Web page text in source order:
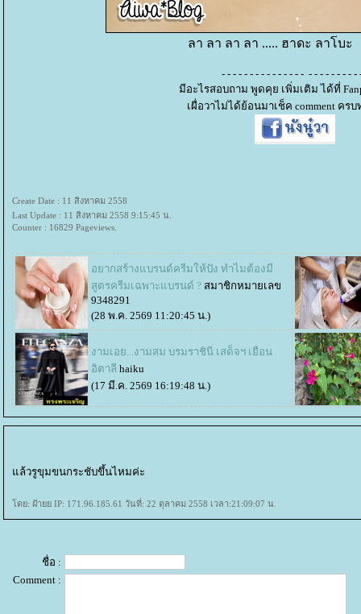
ลา ลา ลา ลา ..... ฮาดะ ลาโบะ
- - - - - - - - - - - - - - - - - - - - - - - -
มีอะไรสอบถาม พูดคุย เพิ่มเติม ได้ที่
เผื่อวาไม่ได้ย้อนมาเช็ค comment คร
Create Date : 11 สิงหาคม 2558
Last Update : 11 สิงหาคม 2558 9:15:45 น.
Counter : 16829 Pageviews.
อยากสร้างแบรนด์ครีมให้ปัง ทำไมต้องมี
สูตรครีมเฉพาะแบรนด์ ? สมาชิกหมายเลข
9348291
(28 พ.ค. 2569 11:20:45 น.)
งามเอย...งามสม บรมราชินี เสด็จฯ​ เยือน
อิตาลี haiku
(17 มี.ค. 2569 16:19:48 น.)
ล้วรูขุมขนกระชับขึ้นไหมค่ะ
ดย: ฝ้ายย IP: 171.96.185.61 วันที่: 22 ตุลาคม 2558 เวลา:21:09:07 น.
ชื่อ :
Comment :